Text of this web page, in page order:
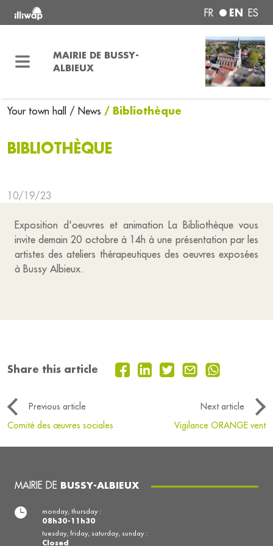
FR EN ES
MAIRIE DE BUSSY-
ALBIEUX
Your town hall / News / Bibliothèque
BIBLIOTHÈQUE
10/19/23
Exposition d'oeuvres et animation La Bibliothèque vous
invite demain 20 octobre à 14h à une présentation par les
artistes des ateliers thérapeutiques des oeuvres exposées
à Bussy Albieux.
Share this article
Previous article
Next article
Comité des œuvres sociales
Vigilance ORANGE vent
MAIRIE DE BUSSY-ALBIEUX
monday, thursday :
08h30-11h30
tuesday, friday, saturday, sunday :
Closed